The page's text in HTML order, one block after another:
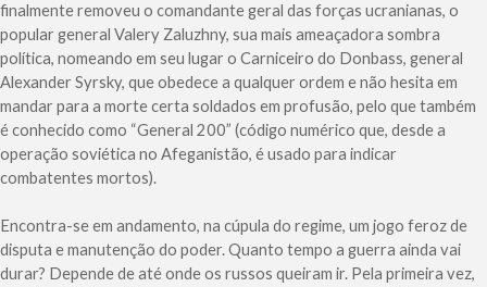
finalmente removeu o comandante geral das forças ucranianas, o
popular general Valery Zaluzhny, sua mais ameaçadora sombra
política, nomeando em seu lugar o Carniceiro do Donbass, general
Alexander Syrsky, que obedece a qualquer ordem e não hesita em
mandar para a morte certa soldados em profusão, pelo que também
é conhecido como “General 200” (código numérico que, desde a
operação soviética no Afeganistão, é usado para indicar
combatentes mortos).
Encontra-se em andamento, na cúpula do regime, um jogo feroz de
disputa e manutenção do poder. Quanto tempo a guerra ainda vai
durar? Depende de até onde os russos queiram ir. Pela primeira vez,